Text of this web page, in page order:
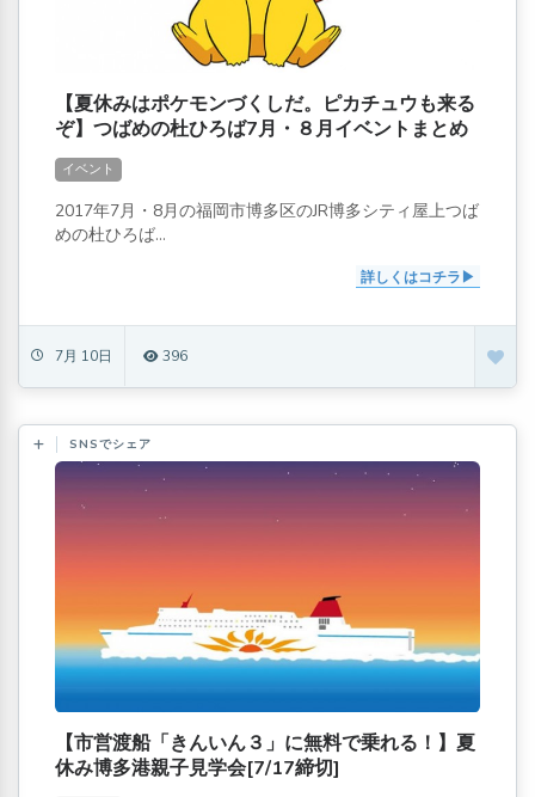
【夏休みはポケモンづくしだ。ピカチュウも来る
ぞ】つばめの杜ひろば7月・８月イベントまとめ
イベント
2017年7月・8月の福岡市博多区のJR博多シティ屋上つば
めの杜ひろば...
詳しくはコチラ
7月 10日 396
SNSでシェア
【市営渡船「きんいん３」に無料で乗れる！】夏
休み博多港親子見学会[7/17締切]